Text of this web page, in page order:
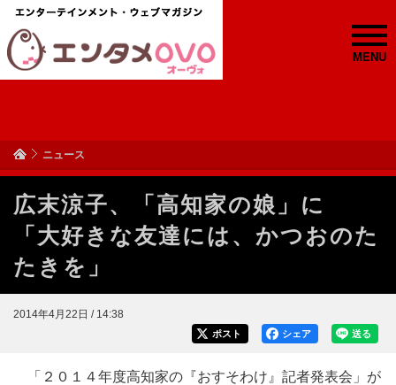
MENU
ニュース
広末涼子、「高知家の娘」に
「大好きな友達には、かつおのた
たきを」
2014年4月22日 / 14:38
送る
シェア
ポスト
「２０１４年度高知家の『おすそわけ』記者発表会」が